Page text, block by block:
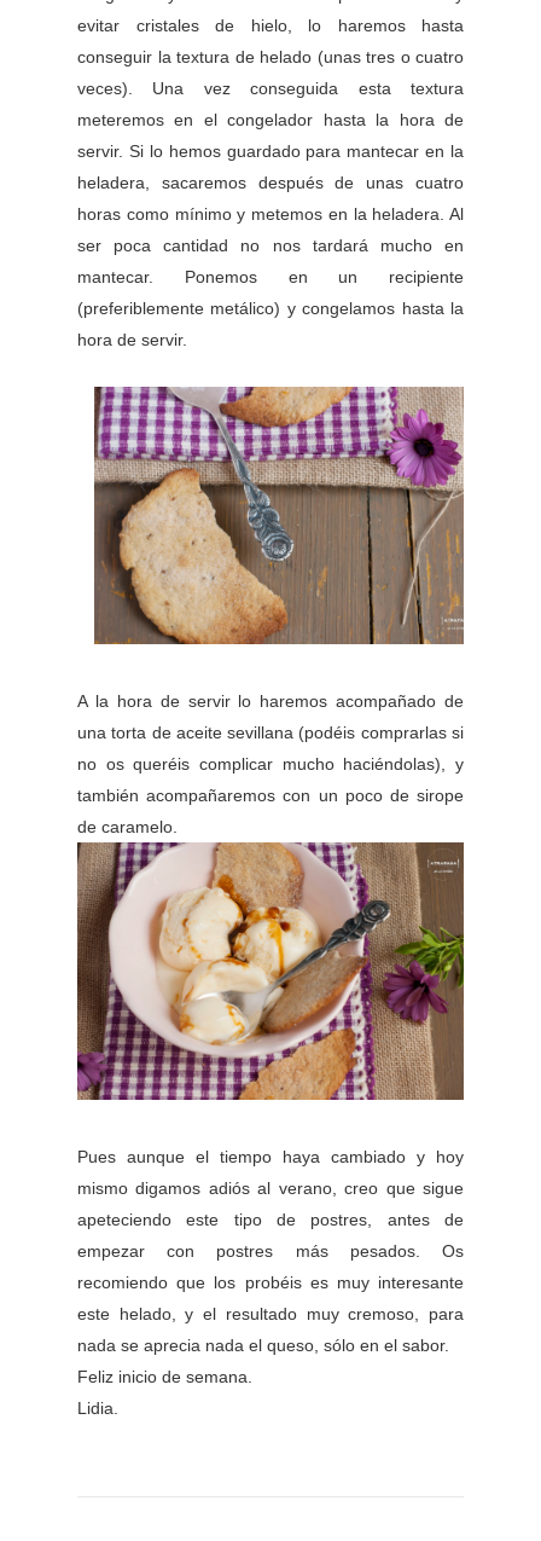
evitar cristales de hielo, lo haremos hasta
conseguir la textura de helado (unas tres o cuatro
veces). Una vez conseguida esta textura
meteremos en el congelador hasta la hora de
servir. Si lo hemos guardado para mantecar en la
heladera, sacaremos después de unas cuatro
horas como mínimo y metemos en la heladera. Al
ser poca cantidad no nos tardará mucho en
mantecar. Ponemos en un recipiente
(preferiblemente metálico) y congelamos hasta la
hora de servir.
A la hora de servir lo haremos acompañado de
una torta de aceite sevillana (podéis comprarlas si
no os queréis complicar mucho haciéndolas), y
también acompañaremos con un poco de sirope
de caramelo.
Pues aunque el tiempo haya cambiado y hoy
mismo digamos adiós al verano, creo que sigue
apeteciendo este tipo de postres, antes de
empezar con postres más pesados. Os
recomiendo que los probéis es muy interesante
este helado, y el resultado muy cremoso, para
nada se aprecia nada el queso, sólo en el sabor.
Feliz inicio de semana.
Lidia.